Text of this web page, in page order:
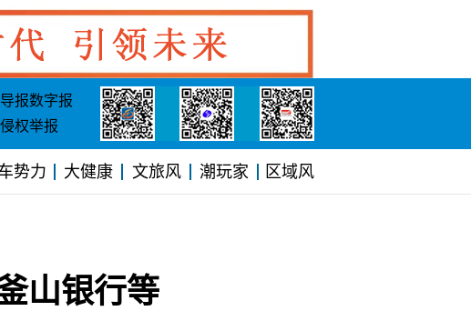
报数字报
权举报
势力 大健康 文旅风 潮玩家 区域风
山银行等